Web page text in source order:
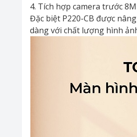
4. Tích hợp camera trước
Đặc biệt P220-CB được
dàng với chất lượng hình